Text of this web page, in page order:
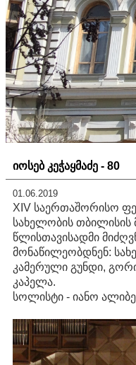
იოსებ კეჭაყმაძე - 80
01.06.2019
XIV საერთაშორისო
სახელობის თბილისის
წლისთავისადმი
მონაწილეობდნენ:
კამერული გუნდი,
კაპელა.
სოლისტი - იანო